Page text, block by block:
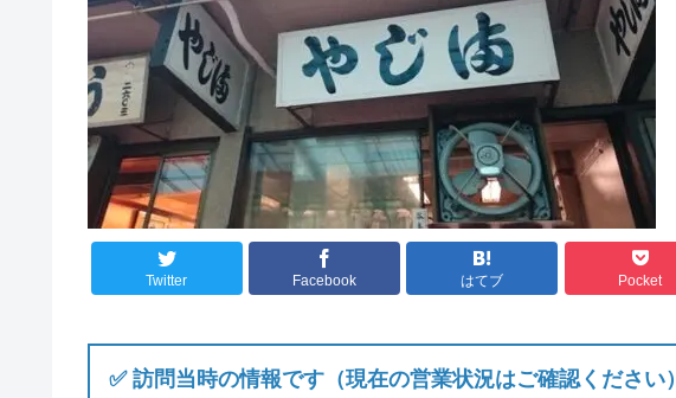
Twitter Facebook はてブ Pocket
✅ 訪問当時の情報です（現在の営業状況はご確認ください）